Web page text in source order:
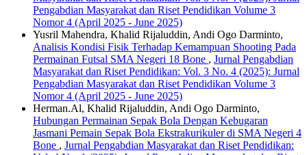
Pengabdian Masyarakat dan Riset Pendidikan Volume 3
Nomor 4 (April 2025 - June 2025)
Yusril Mahendra, Khalid Rijaluddin, Andi Ogo Darminto,
Analisis Kondisi Fisik Terhadap Kemampuan Shooting Pada
Permainan Futsal SMA Negeri 18 Bone , Jurnal Pengabdian
Masyarakat dan Riset Pendidikan: Vol. 3 No. 4 (2025): Jurnal
Pengabdian Masyarakat dan Riset Pendidikan Volume 3
Nomor 4 (April 2025 - June 2025)
Herman.Al, Khalid Rijaluddin, Andi Ogo Darminto,
Hubungan Permainan Sepak Bola Dengan Kebugaran
Jasmani Pemain Sepak Bola Ekstrakurikuler di SMA Negeri 4
Bone , Jurnal Pengabdian Masyarakat dan Riset Pendidikan: